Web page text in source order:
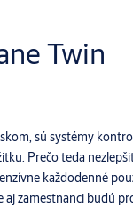
Twin
sú systémy
Prečo teda
každodenné
aj zamestnanci budú